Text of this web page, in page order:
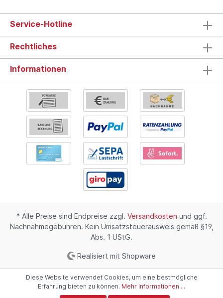
Service-Hotline
Rechtliches
Informationen
* Alle Preise sind Endpreise zzgl. Versandkosten und ggf.
Nachnahmegebühren. Kein Umsatzsteuerausweis gemäß §19,
Abs. 1 UStG.
Realisiert mit Shopware
Diese Website verwendet Cookies, um eine bestmögliche
Erfahrung bieten zu können. Mehr Informationen ...